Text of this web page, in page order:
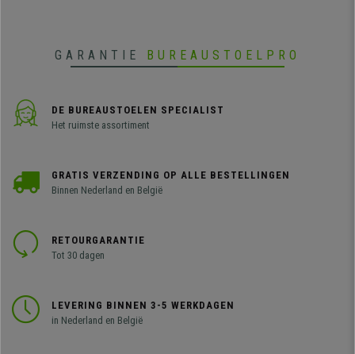
GARANTIE BUREAUSTOELPRO
DE BUREAUSTOELEN SPECIALIST
Het ruimste assortiment
GRATIS VERZENDING OP ALLE BESTELLINGEN
Binnen Nederland en België
RETOURGARANTIE
Tot 30 dagen
LEVERING BINNEN 3-5 WERKDAGEN
in Nederland en België